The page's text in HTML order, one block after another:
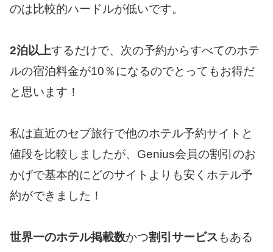
のは比較的ハードルが低いです。
2泊以上するだけで、次の予約からすべてのホテ
ルの宿泊料金が10％になるのでとってもお得だ
と思います！
私は直近のセブ旅行で他のホテル予約サイトと
値段を比較しましたが、Genius会員の割引のお
かげで基本的にどのサイトよりも安くホテル予
約ができました！
世界一のホテル掲載数かつ割引サービス もある